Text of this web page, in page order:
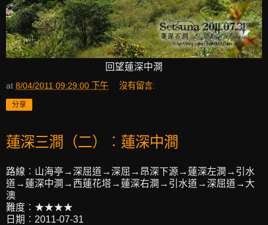
回望蓮深中澗
at 8/04/2011 09:29:00 下午 沒有留言:
分享
蓮深三澗（二）︰蓮深中澗
路線︰山海亭→深屈道→深屈→昂深下源→蓮深左澗→引水
道→蓮深中澗→西蓮花塔→蓮深右澗→引水道→深屈道→大
澳
難度︰★★★★
日期︰2011-07-31